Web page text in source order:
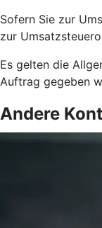
Sofern Sie zur
zur
Es gelten die
Auftrag gegeben
Andere